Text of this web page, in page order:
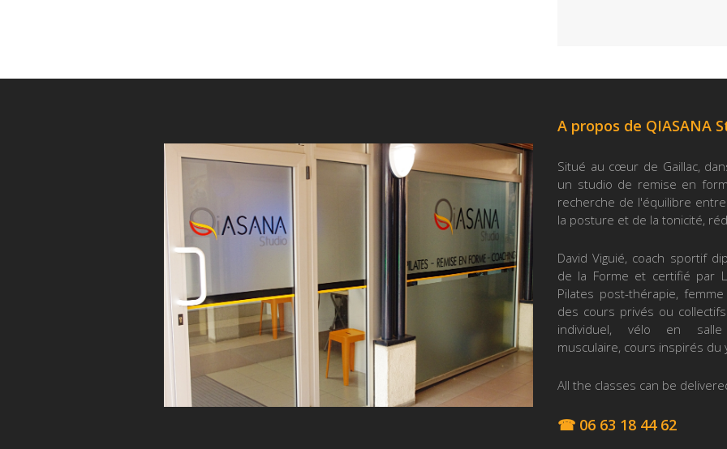
A propos de QIASANA
Situé au cœur de Gaillac,
un studio de remise en
recherche de l'équilibre
la posture et de la tonicité,
David Viguié, coach sportif
de la Forme et certifié par
Pilates post-thérapie,
des cours privés ou
individuel, vélo en salle
musculaire, cours inspirés du
All the classes can be
☎ 06 63 18 44 62